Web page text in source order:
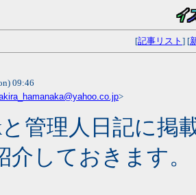
[記事リスト ] [
09:46
>
と管理人日記に
介しておきます。